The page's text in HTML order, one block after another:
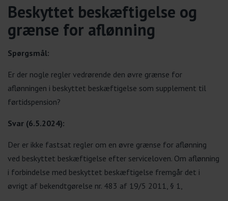
Beskyttet beskæftigelse og
grænse for aflønning
Spørgsmål:
Er der nogle regler vedrørende den øvre grænse for
aflønningen i beskyttet beskæftigelse som supplement til
førtidspension?
Svar (6.5.2024):
Der er ikke fastsat regler om en øvre grænse for aflønning
ved beskyttet beskæftigelse efter serviceloven. Om aflønning
i forbindelse med beskyttet beskæftigelse fremgår det i
øvrigt af bekendtgørelse nr. 483 af 19/5 2011, § 1,